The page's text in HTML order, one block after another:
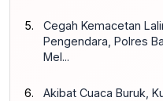
Cegah Kemacetan
Pengendara, Polres
Mel...
Akibat Cuaca Buruk,